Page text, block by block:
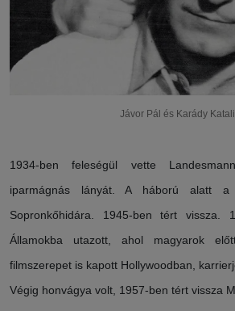
Jávor Pál és Karády
1934-ben feleségül vette
iparmágnás lányát. A háború alatt a
Sopronkőhidára. 1945-ben tért vissza.
Államokba utazott, ahol magyarok
filmszerepet is kapott Hollywoodban,
Végig honvágya volt, 1957-ben tért vissza